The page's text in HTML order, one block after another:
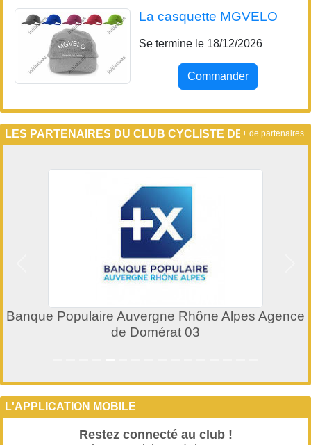
La casquette MGVELO
Se termine le 18/12/2026
Commander
LES PARTENAIRES DU CLUB CYCLISTE DE MGVELO
Banque Populaire Auvergne Rhône Alpes Agence
de Domérat 03
+ de partenaires
L'APPLICATION MOBILE
Restez connecté au club !